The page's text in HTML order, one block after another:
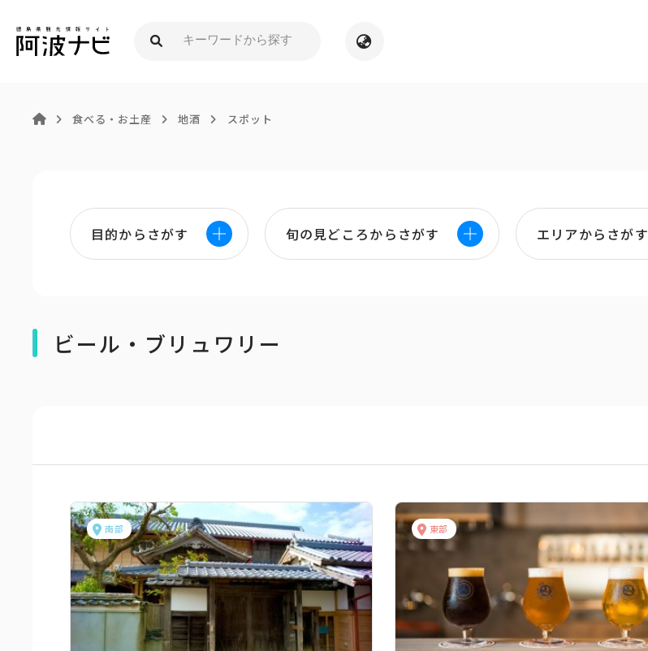
食べる・お土産 地酒 スポット
目的からさがす 旬の見どころからさがす エリアからさがす
ビール・ブリュワリー
南部 東部